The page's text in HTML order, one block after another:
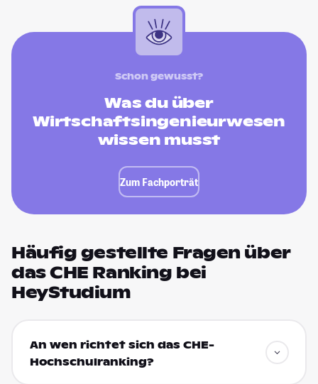
Schon gewusst?
Was du über
Wirtschaftsingenieurwesen
wissen musst
Zum Fachporträt
Häufig gestellte Fragen über
das CHE Ranking bei
HeyStudium
An wen richtet sich das CHE-
Hochschulranking?